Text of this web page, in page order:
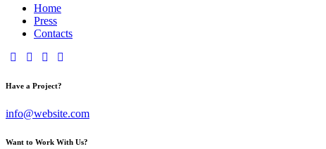
Home
Press
Contacts
Have a Project?
info@website.com
Want to Work With Us?